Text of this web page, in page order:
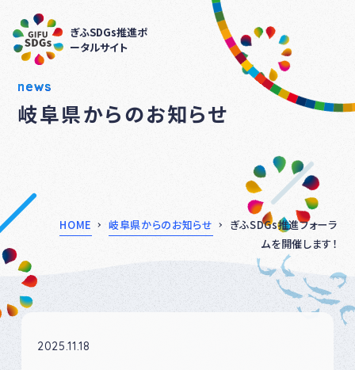
ぎふSDGs推進ポ
ータルサイト
news
岐阜県からのお知らせ
HOME 岐阜県からのお知らせ
ぎふSDGs推進フォーラ
ムを開催します！
2025.11.18